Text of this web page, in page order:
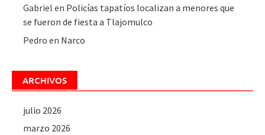
Gabriel en Policías tapatíos localizan a menores que
se fueron de fiesta a Tlajomulco
Pedro en Narco
ARCHIVOS
julio 2026
marzo 2026